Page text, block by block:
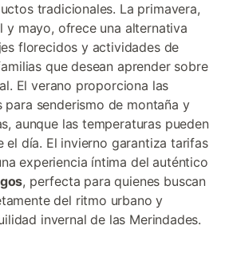
tradicionales. La primavera,
y mayo, ofrece una alternativa
florecidos y actividades de
que desean aprender sobre
El verano proporciona las
para senderismo de montaña y
aunque las temperaturas pueden
el día. El invierno garantiza tarifas
experiencia íntima del auténtico
, perfecta para quienes buscan
del ritmo urbano y
invernal de las Merindades.